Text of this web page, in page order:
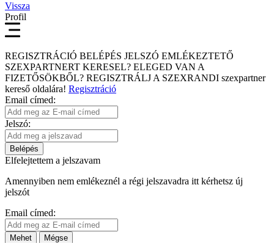
Vissza
Profil
REGISZTRÁCIÓ BELÉPÉS JELSZÓ EMLÉKEZTETŐ
SZEXPARTNERT KERESEL? ELEGED VAN A
FIZETŐSÖKBŐL? REGISZTRÁLJ A SZEXRANDI szexpartner
kereső oldalára! Regisztráció
Email címed:
Jelszó:
Belépés
Elfelejtettem a jelszavam
Amennyiben nem emlékeznél a régi jelszavadra itt kérhetsz új
jelszót
Email címed:
Mehet Mégse